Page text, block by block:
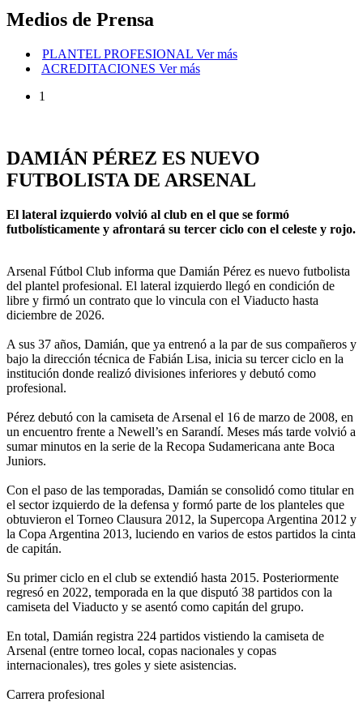
Medios de Prensa
PLANTEL PROFESIONAL Ver más
ACREDITACIONES Ver más
1
DAMIÁN PÉREZ ES NUEVO
FUTBOLISTA DE ARSENAL
El lateral izquierdo volvió al club en el que se formó
futbolísticamente y afrontará su tercer ciclo con el celeste y rojo.
Arsenal Fútbol Club informa que Damián Pérez es nuevo futbolista
del plantel profesional. El lateral izquierdo llegó en condición de
libre y firmó un contrato que lo vincula con el Viaducto hasta
diciembre de 2026.
A sus 37 años, Damián, que ya entrenó a la par de sus compañeros y
bajo la dirección técnica de Fabián Lisa, inicia su tercer ciclo en la
institución donde realizó divisiones inferiores y debutó como
profesional.
Pérez debutó con la camiseta de Arsenal el 16 de marzo de 2008, en
un encuentro frente a Newell’s en Sarandí. Meses más tarde volvió a
sumar minutos en la serie de la Recopa Sudamericana ante Boca
Juniors.
Con el paso de las temporadas, Damián se consolidó como titular en
el sector izquierdo de la defensa y formó parte de los planteles que
obtuvieron el Torneo Clausura 2012, la Supercopa Argentina 2012 y
la Copa Argentina 2013, luciendo en varios de estos partidos la cinta
de capitán.
Su primer ciclo en el club se extendió hasta 2015. Posteriormente
regresó en 2022, temporada en la que disputó 38 partidos con la
camiseta del Viaducto y se asentó como capitán del grupo.
En total, Damián registra 224 partidos vistiendo la camiseta de
Arsenal (entre torneo local, copas nacionales y copas
internacionales), tres goles y siete asistencias.
Carrera profesional